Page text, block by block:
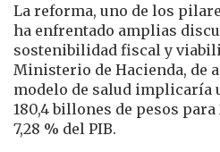
La reforma, uno de los
ha enfrentado amplias
sostenibilidad fiscal y
Ministerio de Hacienda, de
modelo de salud implicaría
180,4 billones de pesos
7,28 % del PIB.